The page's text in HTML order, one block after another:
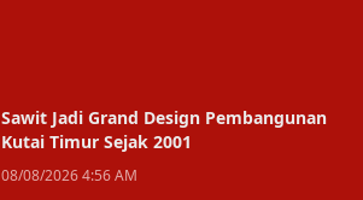
Sawit Jadi Grand Design Pembangunan
Kutai Timur Sejak 2001
08/08/2026 4:56 AM